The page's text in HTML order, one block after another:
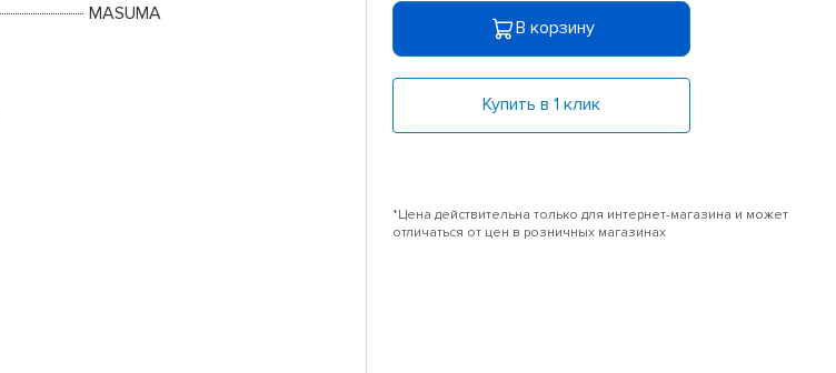
MASUMA
В корзину
Купить в 1 клик
*Цена действительна только для интернет-магазина и может
отличаться от цен в розничных магазинах